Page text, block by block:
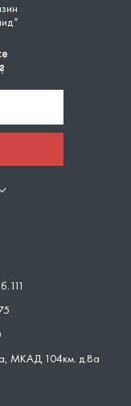
, МКАД 104км. д.8а